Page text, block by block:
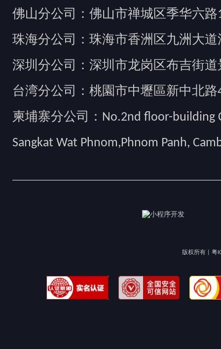
佛山分公司：佛山市禅城区季华六路
珠海分公司：珠海市香洲区九洲大道
深圳分公司：深圳市龙岗区布吉街
台湾分公司：桃園市中壢區新中北路
柬埔寨分公司：No.2nd floor-building
Sangkat Wat Phnom,Phnom Panh,
版权所有 | 粤